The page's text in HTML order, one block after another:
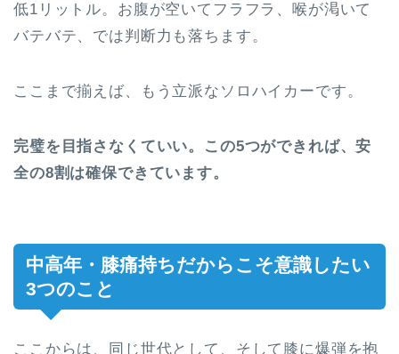
低1リットル。お腹が空いてフラフラ、喉が渇いて
バテバテ、では判断力も落ちます。
ここまで揃えば、もう立派なソロハイカーです。
完璧を目指さなくていい。この5つができれば、安
全の8割は確保できています。
中高年・膝痛持ちだからこそ意識したい
3つのこと
ここからは、同じ世代として、そして膝に爆弾を抱